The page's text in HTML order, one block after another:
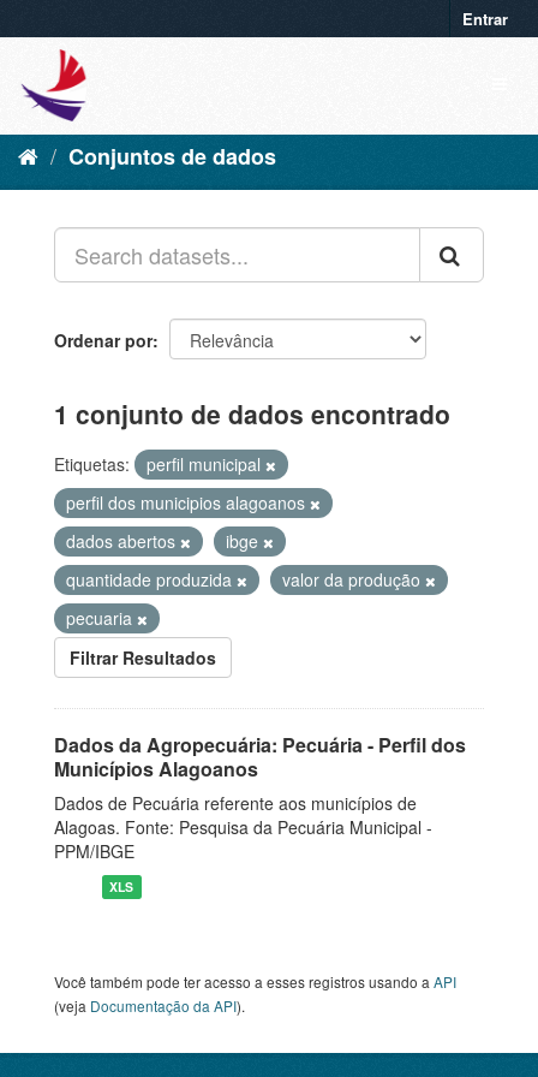
Entrar
Conjuntos de dados
Ordenar por
1 conjunto de dados encontrado
Etiquetas:
perfil municipal
perfil dos municipios alagoanos
dados abertos
ibge
quantidade produzida
valor da produção
pecuaria
Filtrar Resultados
Dados da Agropecuária: Pecuária - Perfil dos
Municípios Alagoanos
Dados de Pecuária referente aos municípios de
Alagoas. Fonte: Pesquisa da Pecuária Municipal -
PPM/IBGE
XLS
Você também pode ter acesso a esses registros usando a API
(veja Documentação da API).